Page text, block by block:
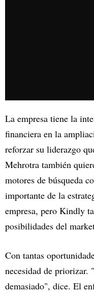
La empresa tiene la
financiera en la
reforzar su liderazgo
Mehrotra también
motores de búsqueda
importante de la
empresa, pero Kindly
posibilidades del
Con tantas
necesidad de priorizar.
demasiado", dice. El